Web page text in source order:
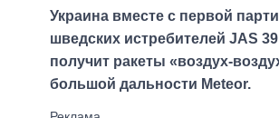
Украина вместе с первой
шведских истребителей JAS 39
получит ракеты «воздух-
большой дальности Meteor.